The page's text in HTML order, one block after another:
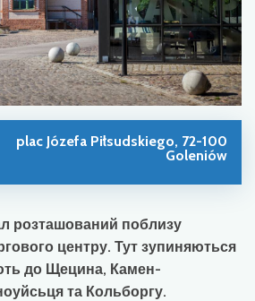
plac Józefa Piłsudskiego, 72-100
Goleniów
розташований поблизу
центру. Тут зупиняються
до Щецина, Камен-
та Кольборгу.